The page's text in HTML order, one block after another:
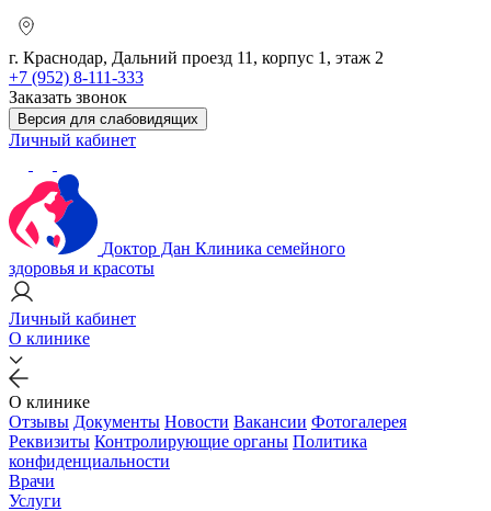
г. Краснодар, Дальний проезд 11, корпус 1, этаж 2
+7 (952) 8-111-333
Заказать звонок
Версия для слабовидящих
Личный кабинет
Доктор Дан Клиника семейного
здоровья и красоты
Личный кабинет
О клинике
О клинике
Отзывы Документы Новости Вакансии Фотогалерея
Реквизиты Контролирующие органы Политика
конфиденциальности
Врачи
Услуги